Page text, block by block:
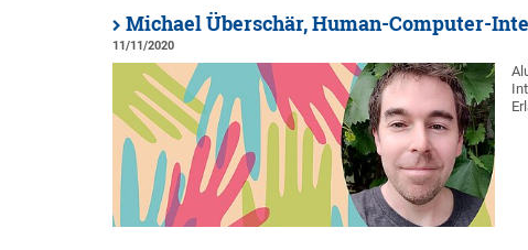
Michael Überschär, Human-Computer-
11/11/2020